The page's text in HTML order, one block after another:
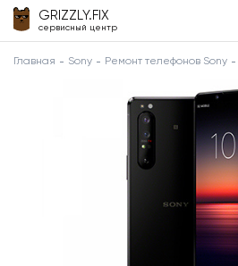
GRIZZLY.FIX
сервисный центр
Главная Sony Ремонт телефонов Sony